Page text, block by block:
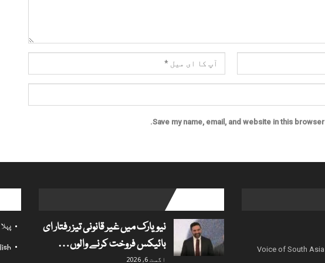
Save my name, email, and website in this
Voice of South
نیویارک میں غیر قانونی تیز رفتار ای
بائیکس فروخت کرنے والوں…
اگست 6, 2026